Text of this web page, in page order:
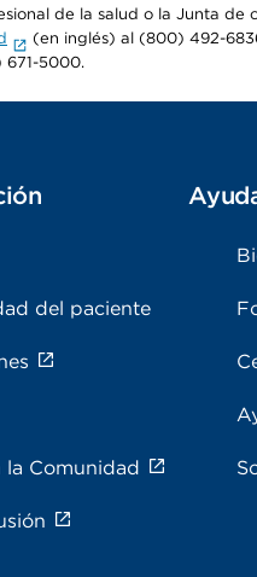
de la salud o la Junta
(en inglés) al (800) 492-
671-5000.
del paciente
la Comunidad